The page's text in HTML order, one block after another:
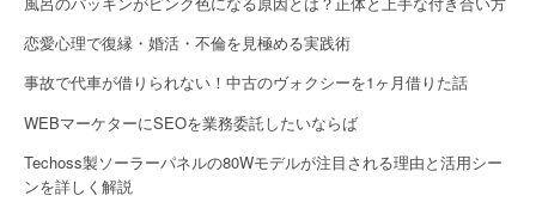
恋愛心理で復縁・婚活・不倫を見極める実践術
事故で代車が借りられない！中古のヴォクシーを1ヶ月借りた話
WEBマーケターにSEOを業務委託したいならば
Techoss製ソーラーパネルの80Wモデルが注目される理由と活用シー
ンを詳しく解説